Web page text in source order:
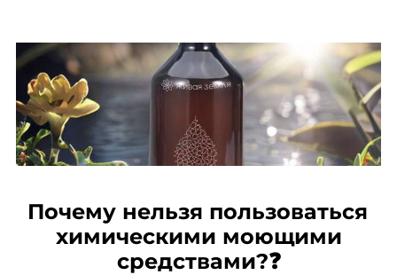
Почему нельзя пользоваться
химическими моющими
средствами?❓